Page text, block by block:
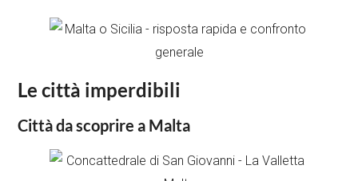
Le città imperdibili
Città da scoprire a Malta